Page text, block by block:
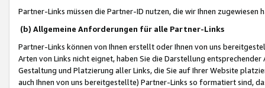
Partner-Links müssen die Partner-ID nutzen, die wir Ihnen zugewiesen
(b) Allgemeine Anforderungen für alle Partner-Links
Partner-Links können von Ihnen erstellt oder Ihnen von uns
Arten von Links nicht eignet, haben Sie die Darstellung
Gestaltung und Platzierung aller Links, die Sie auf Ihrer Website
auch Ihnen von uns bereitgestellte) Partner-Links so formatiert sind,